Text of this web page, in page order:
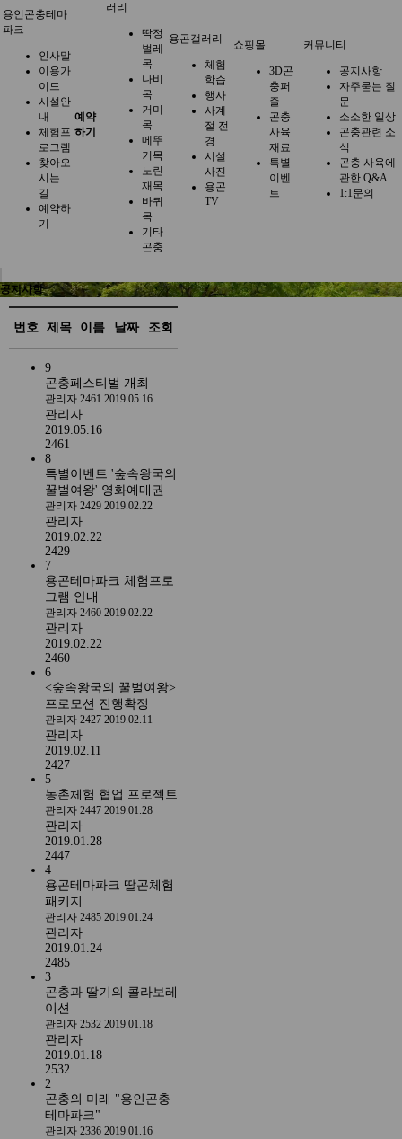
용인곤충테마
파크
인사말
이용가
이드
시설안
내
체험프
로그램
찾아오
시는
길
예약하
기
예약
하기
러리
딱정
벌레
목
나비
목
거미
목
메뚜
기목
노린
재목
바퀴
목
기타
곤충
용곤갤러리
체험
학습
행사
사계
절 전
경
시설
사진
용곤
TV
쇼핑몰
3D곤
충퍼
즐
곤충
사육
재료
특별
이벤
트
커뮤니티
공지사항
자주묻는 질
문
소소한 일상
곤충관련 소
식
곤충 사육에
관한 Q&A
1:1문의
공지사항
번호 제목 이름 날짜 조회
9
곤충페스티벌 개최
관리자 2461 2019.05.16
관리자
2019.05.16
2461
8
특별이벤트 '숲속왕국의
꿀벌여왕' 영화예매권
관리자 2429 2019.02.22
관리자
2019.02.22
2429
7
용곤테마파크 체험프로
그램 안내
관리자 2460 2019.02.22
관리자
2019.02.22
2460
6
<숲속왕국의 꿀벌여왕>
프로모션 진행확정
관리자 2427 2019.02.11
관리자
2019.02.11
2427
5
농촌체험 협업 프로젝트
관리자 2447 2019.01.28
관리자
2019.01.28
2447
4
용곤테마파크 딸곤체험
패키지
관리자 2485 2019.01.24
관리자
2019.01.24
2485
3
곤충과 딸기의 콜라보레
이션
관리자 2532 2019.01.18
관리자
2019.01.18
2532
2
곤충의 미래 "용인곤충
테마파크"
관리자 2336 2019.01.16